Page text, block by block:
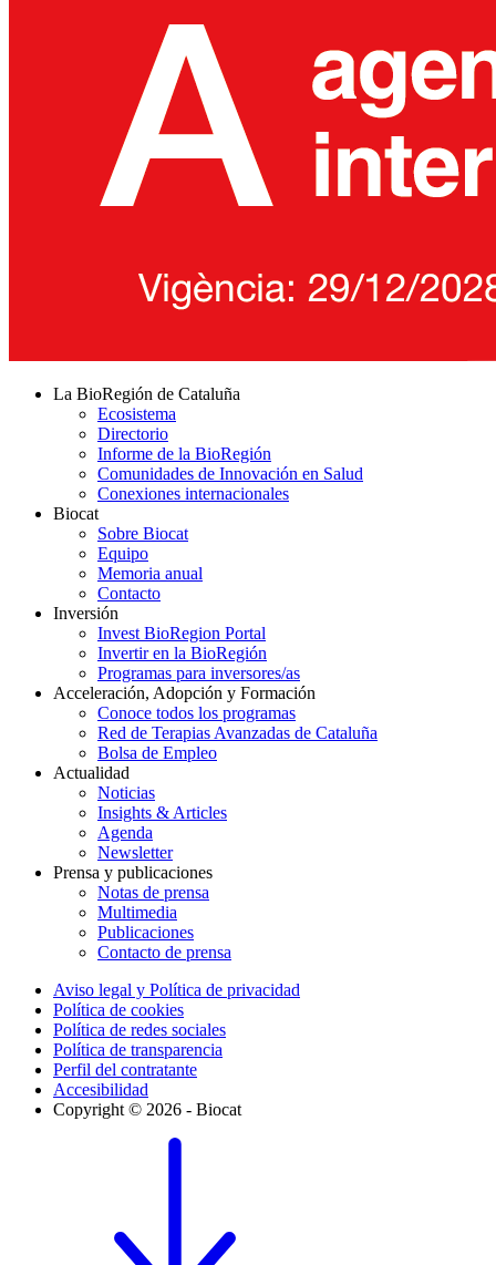
La BioRegión de Cataluña
Ecosistema
Directorio
Informe de la BioRegión
Comunidades de Innovación en Salud
Conexiones internacionales
Biocat
Sobre Biocat
Equipo
Memoria anual
Contacto
Inversión
Invest BioRegion Portal
Invertir en la BioRegión
Programas para inversores/as
Acceleración, Adopción y Formación
Conoce todos los programas
Red de Terapias Avanzadas de Cataluña
Bolsa de Empleo
Actualidad
Noticias
Insights & Articles
Agenda
Newsletter
Prensa y publicaciones
Notas de prensa
Multimedia
Publicaciones
Contacto de prensa
Aviso legal y Política de privacidad
Política de cookies
Política de redes sociales
Política de transparencia
Perfil del contratante
Accesibilidad
Copyright © 2026 - Biocat